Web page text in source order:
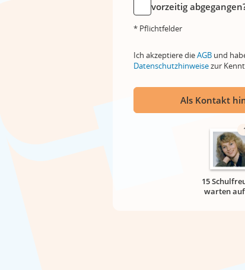
vorzeitig
* Pflichtfelder
Ich akzeptiere dieAGB und
Datenschutzhinweisezur
Als Kontakt
15
warten auf